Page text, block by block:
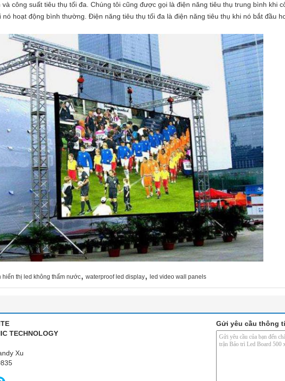
công suất tiêu thụ tối đa. Chúng tôi cũng được gọi là điện năng tiêu thụ trung bình khi
nó hoạt động bình thường. Điện năng tiêu thụ tối đa là điện năng tiêu thụ khi nó bắt đầu
hiển thị led không thấm nước, waterproof led display, led video wall panels
TECHNOLOGY
Xu
Gửi yêu cầu thông